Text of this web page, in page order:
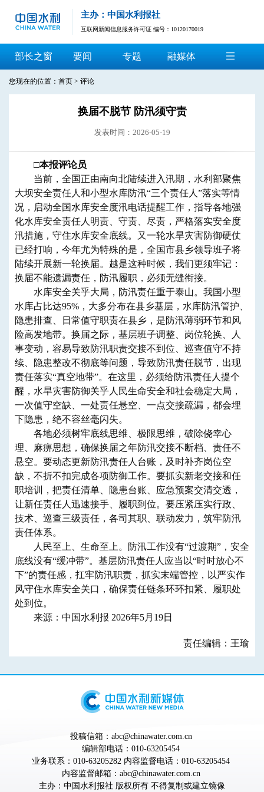
主办：中国水利报社
互联网新闻信息服务许可证 编号：10120170019
部长之窗 要闻 专题 融媒体
您现在的位置： 首页 > 评论
换届不脱节 防汛须守责
发表时间：2026-05-19
​□本报评论员
当前，全国正由南向北陆续进入汛期，水利部聚焦
大坝安全责任人和小型水库防汛“三个责任人”落实等情
况，启动全国水库安全度汛电话提醒工作，指导各地强
化水库安全责任人明责、守责、尽责，严格落实安全度
汛措施，守住水库安全底线。又一轮水旱灾害防御硬仗
已经打响，今年尤为特殊的是，全国市县乡领导班子将
陆续开展新一轮换届。越是这种时候，我们更须牢记：
换届不能遗漏责任，防汛履职，必须无缝衔接。
水库安全关乎大局，防汛责任重于泰山。我国小型
水库占比达95%，大多分布在县乡基层，水库防汛管护、
隐患排查、日常值守职责在县乡，是防汛薄弱环节和风
险高发地带。换届之际，基层班子调整、岗位轮换、人
事变动，容易导致防汛职责交接不到位、巡查值守不持
续、隐患整改不彻底等问题，导致防汛责任脱节，出现
责任落实“真空地带”。在这里，必须给防汛责任人提个
醒，水旱灾害防御关乎人民生命安全和社会稳定大局，
一次值守空缺、一处责任悬空、一点交接疏漏，都会埋
下隐患，绝不容丝毫闪失。
各地必须树牢底线思维、极限思维，破除侥幸心
理、麻痹思想，确保换届之年防汛交接不断档、责任不
悬空。要动态更新防汛责任人台账，及时补齐岗位空
缺，不折不扣完成各项防御工作。要抓实新老交接和任
职培训，把责任清单、隐患台账、应急预案交清交透，
让新任责任人迅速接手、履职到位。要压紧压实行政、
技术、巡查三级责任，各司其职、联动发力，筑牢防汛
责任体系。
人民至上、生命至上。防汛工作没有“过渡期”，安全
底线没有“缓冲带”。基层防汛责任人应当以“时时放心不
下”的责任感，扛牢防汛职责，抓实末端管控，以严实作
风守住水库安全关口，确保责任链条环环扣紧、履职处
处到位。
来源：中国水利报 2026年5月19日
责任编辑：王瑜
投稿信箱：abc@chinawater.com.cn
编辑部电话：010-63205454
业务联系：010-63205282 内容监督电话：010-63205454
内容监督邮箱：abc@chinawater.com.cn
主办： 中国水利报社 版权所有 不得复制或建立镜像